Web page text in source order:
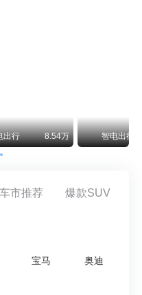
出行 8.54万 智电出行
车市推荐 爆款SUV
宝马 奥迪